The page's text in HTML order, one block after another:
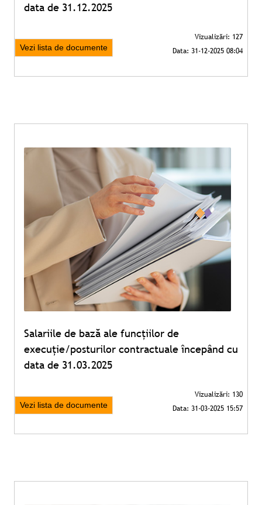
data de 31.12.2025
Vezi lista de documente
Salariile de bază ale funcțiilor de
execuție/posturilor contractuale începând cu
data de 31.03.2025
Vezi lista de documente